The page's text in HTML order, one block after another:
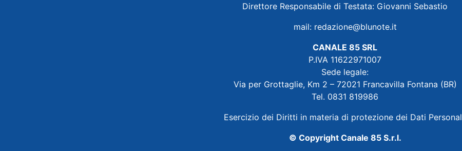
Direttore Responsabile di Testata: Giovanni Sebastio
mail: redazione@blunote.it
CANALE 85 SRL
P.IVA 11622971007
Sede legale:
Via per Grottaglie, Km 2 – 72021 Francavilla Fontana (BR)
Tel. 0831 819986
Esercizio dei Diritti in materia di protezione dei Dati
© Copyright Canale 85 S.r.l.